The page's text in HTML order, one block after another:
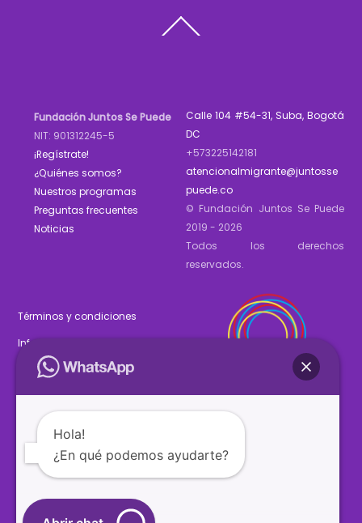
To
Fundación Juntos Se Puede
NIT: 901312245-5
¡Regístrate!
¿Quiénes somos?
Nuestros programas
Preguntas frecuentes
Noticias
Calle 104 #54-31, Suba, Bogotá
DC
+573225142181
atencionalmigrante@juntosse
puede.co
© Fundación Juntos Se Puede
2019 - 2026
Todos los derechos
reservados.
Términos y condiciones
Informe de gestión 2025
Estados financieros 2025
SÍGUENOS
Hola!
¿En qué podemos ayudarte?